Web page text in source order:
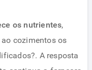
os nutrientes,
cozimentos os
A resposta